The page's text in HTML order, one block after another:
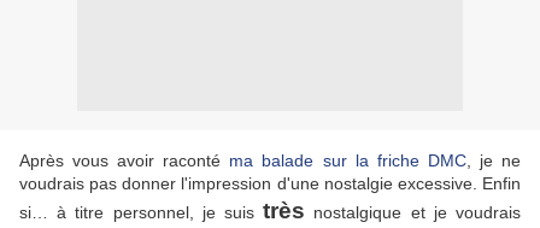
Après vous avoir raconté ma balade sur la friche DMC, je ne
voudrais pas donner l'impression d'une nostalgie excessive. Enfin
si… à titre personnel, je suistrès nostalgique et je voudrais